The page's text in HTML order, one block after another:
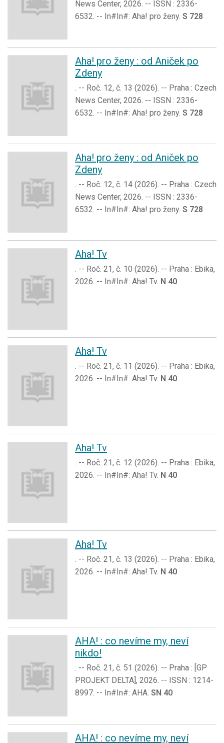
News Center, 2026. -- ISSN : 2336-
6532. -- In#In#: Aha! pro ženy. S 728
Aha! pro ženy : od Aniček po
Zdeny
. -- Roč. 12, č. 13 (2026). -- Praha : Czech
News Center, 2026. -- ISSN : 2336-
6532. -- In#In#: Aha! pro ženy. S 728
Aha! pro ženy : od Aniček po
Zdeny
. -- Roč. 12, č. 14 (2026). -- Praha : Czech
News Center, 2026. -- ISSN : 2336-
6532. -- In#In#: Aha! pro ženy. S 728
Aha! Tv
. -- Roč. 21, č. 10 (2026). -- Praha : Ebika,
2026. -- In#In#: Aha! Tv. N 40
Aha! Tv
. -- Roč. 21, č. 11 (2026). -- Praha : Ebika,
2026. -- In#In#: Aha! Tv. N 40
Aha! Tv
. -- Roč. 21, č. 12 (2026). -- Praha : Ebika,
2026. -- In#In#: Aha! Tv. N 40
Aha! Tv
. -- Roč. 21, č. 13 (2026). -- Praha : Ebika,
2026. -- In#In#: Aha! Tv. N 40
AHA! : co nevíme my, neví
nikdo!
. -- Roč. 21, č. 51 (2026). -- Praha : [GP
PROJEKT DELTA], 2026. -- ISSN : 1214-
8997. -- In#In#: AHA. SN 40
AHA! : co nevíme my, neví